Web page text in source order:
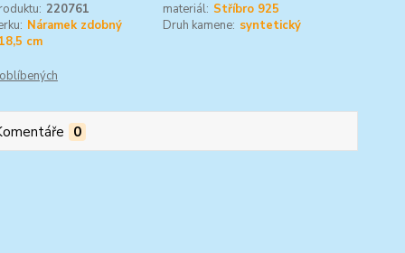
220761 materiál: Stříbro 925
Náramek zdobný Druh kamene: syntetický
cm
0